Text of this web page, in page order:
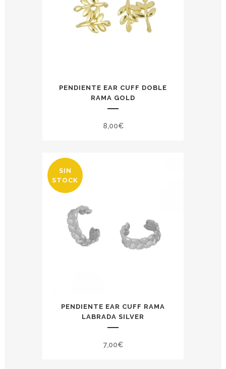
PENDIENTE EAR CUFF DOBLE
RAMA GOLD
8,00€
SIN
STOCK
PENDIENTE EAR CUFF RAMA
LABRADA SILVER
7,00€